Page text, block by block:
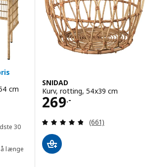
cm
30
sidste 30 dage 2500.-
længe
SNIDAD
Kurv, rotting, 54x39 cm
269.-
Pris 269.-
Anmeld: 4.8 ud
(661)